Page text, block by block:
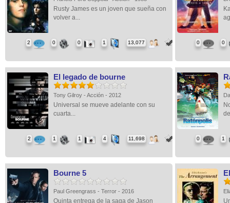
Rusty James es un joven que sueña con
volver a...
2 0 0 1 13,077 0 0
El legado de bourne
Tony Gilroy - Acción - 2012
Universal se mueve adelante con su
cuarta...
2 1 1 4 11,698 0 1
Bourne 5
Paul Greengrass - Terror - 2016
Quinta entrega de la saga de Jason